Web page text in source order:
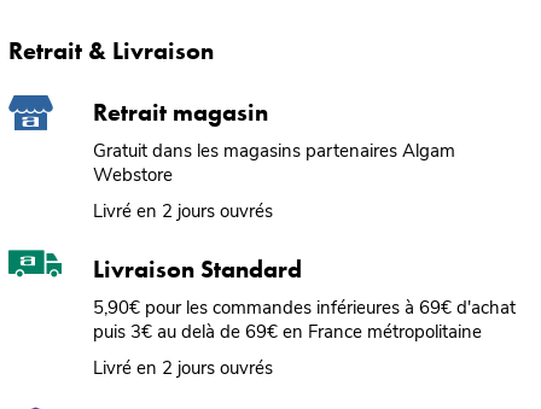
Retrait & Livraison
Retrait magasin
Gratuit dans les magasins partenaires Algam
Webstore
Livré en 2 jours ouvrés
Livraison Standard
5,90€ pour les commandes inférieures à 69€ d'achat
puis 3€ au delà de 69€ en France métropolitaine
Livré en 2 jours ouvrés